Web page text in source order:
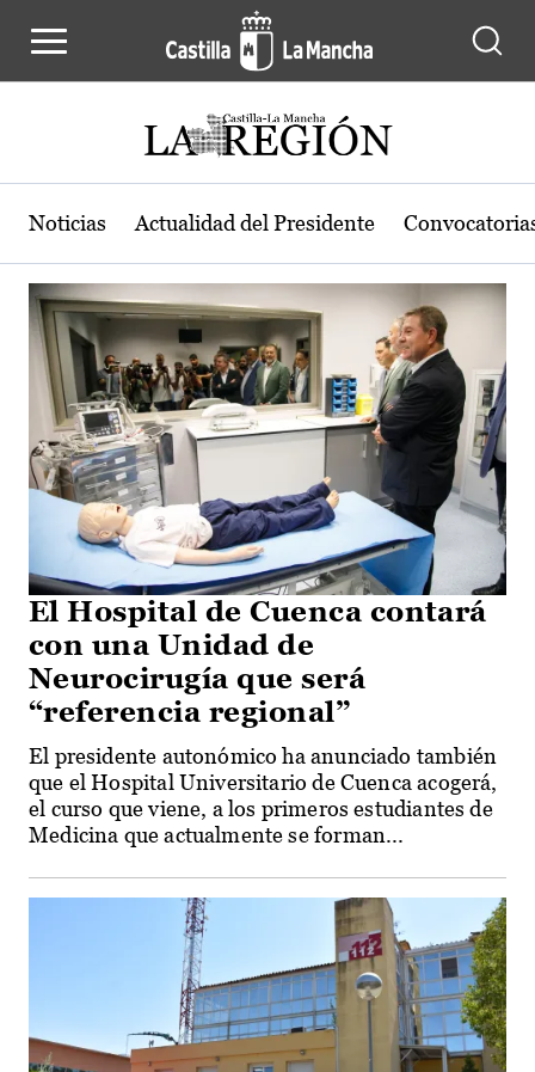
Actualidad de la región de Castilla-
Noticias Actualidad del Presidente
El Hospital de Cuenca contará
con una Unidad de
Neurocirugía que será
“referencia regional”
El presidente autonómico ha anunciado también
que el Hospital Universitario de Cuenca acogerá,
el curso que viene, a los primeros estudiantes de
Medicina que actualmente se forman...